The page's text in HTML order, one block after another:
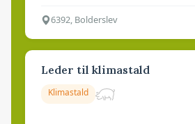
6392, Bolderslev
Leder til klimastald
Klimastald